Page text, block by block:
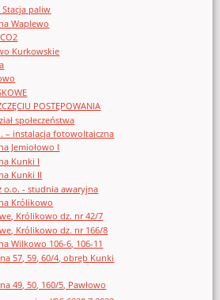
paliw
Waplewo
Kurkowskie
POSTĘPOWANIA
społeczeństwa
– instalacja fotowoltaiczna
Jemiołowo I
Kunki I
Kunki II
o.o. - studnia awaryjna
Królikowo
Królikowo dz. nr 42/7
Królikowo dz. nr 166/8
Wilkowo 106-6, 106-11
57, 59, 60/4, obręb Kunki
49, 50, 160/5, Pawłowo